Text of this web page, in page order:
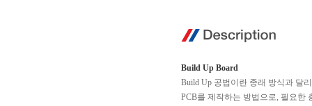
Build Up Board
Build Up 공법이란 종래 방식과 달
PCB를 제작하는 방법으로, 필요한